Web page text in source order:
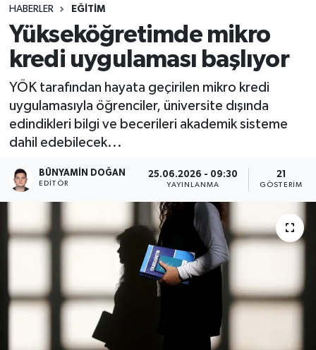
HABERLER EĞITIM
Yükseköğretimde mikro
kredi uygulaması başlıyor
YÖK tarafından hayata geçirilen mikro kredi
uygulamasıyla öğrenciler, üniversite dışında
edindikleri bilgi ve becerileri akademik sisteme
dahil edebilecek...
BÜNYAMIN DOĞAN
EDITÖR
25.06.2026 - 09:30
YAYINLANMA
21
GÖSTERIM
Bölge
Çavdarhisar
Domaniç
Dumlupınar
Dünya
Ekonomi
Foto Galeri
Son Dakika Haberleri
Haber Arşivi